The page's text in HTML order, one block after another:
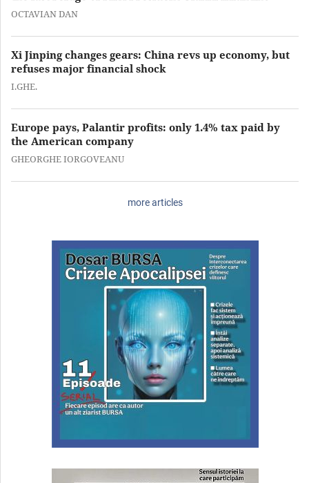
OCTAVIAN DAN
Xi Jinping changes gears: China revs up economy, but
refuses major financial shock
I.GHE.
Europe pays, Palantir profits: only 1.4% tax paid by
the American company
GHEORGHE IORGOVEANU
more articles